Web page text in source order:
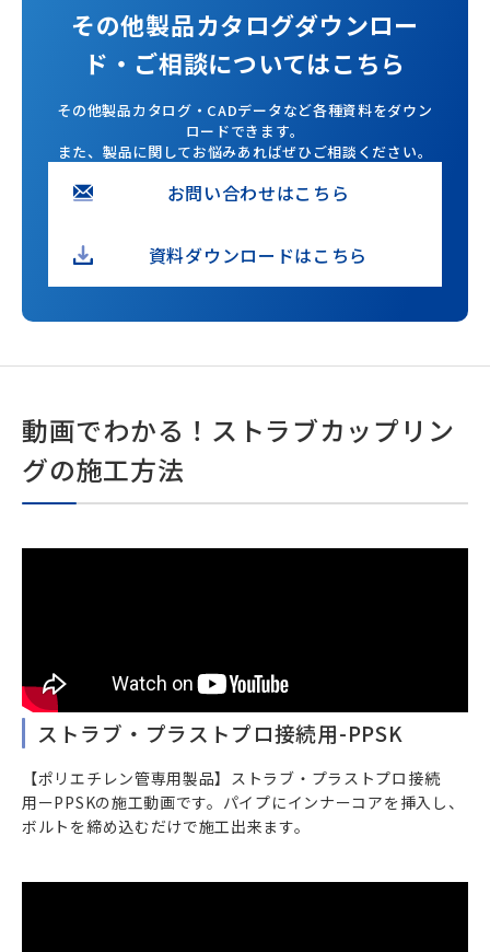
その他製品カタログダウンロー
ド・ご相談についてはこちら
その他製品カタログ・CADデータなど各種資料をダウン
ロードできます。
また、製品に関してお悩みあればぜひご相談ください。
お問い合わせはこちら
資料ダウンロードはこちら
動画でわかる！ストラブカップリン
グの施工方法
ストラブ・プラストプロ接続用-PPSK
【ポリエチレン管専用製品】ストラブ・プラストプロ接続
用ーPPSKの施工動画です。パイプにインナーコアを挿入し、
ボルトを締め込むだけで施工出来ます。